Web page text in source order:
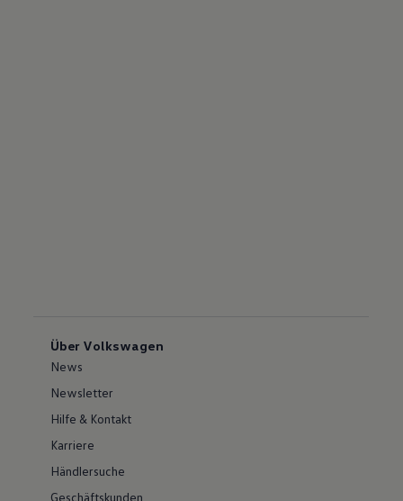
Über Volkswagen
News
Newsletter
Hilfe & Kontakt
Karriere
Händlersuche
Geschäftskunden